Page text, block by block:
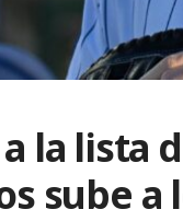
la lista
sube a